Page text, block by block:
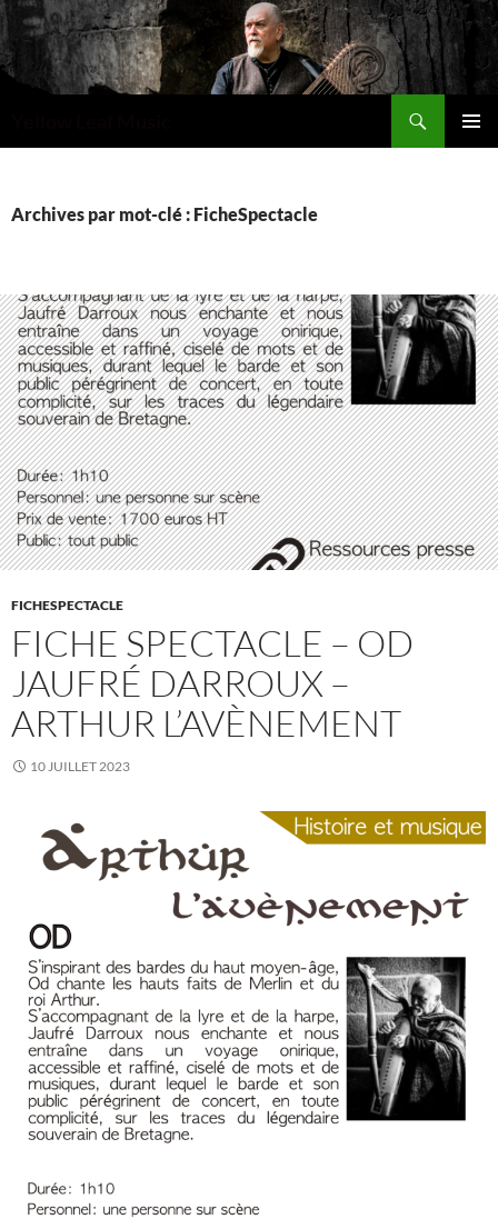
Archives par mot-clé : FicheSpectacle
FICHESPECTACLE
FICHE SPECTACLE – OD
JAUFRÉ DARROUX –
ARTHUR L’AVÈNEMENT
10 JUILLET 2023